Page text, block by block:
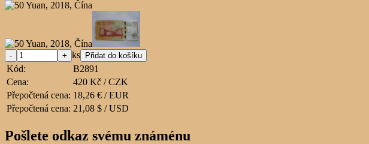
ks
Kód:
B2891
Cena:
420 Kč / CZK
Přepočtená cena: 18,26 € / EUR
Přepočtená cena: 21,08 $ / USD
Pošlete odkaz svému známénu